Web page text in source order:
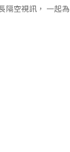
隔空視訊， 一起為